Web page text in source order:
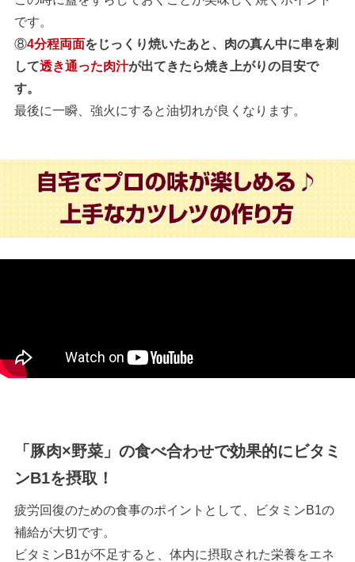
です。
⑧4分程両面をじっくり焼いたあと、肉の真ん中に串を刺
して透き通った肉汁が出てきたら焼き上がりの目安で
す。
最後に一瞬、強火にすると油切れが良くなります。
「豚肉×野菜」の食べ合わせで効果的にビタミ
ンB1を摂取！
疲労回復のための食事のポイントとして、ビタミンB1の
補給が大切です。
ビタミンB1が不足すると、体内に摂取された栄養をエネ